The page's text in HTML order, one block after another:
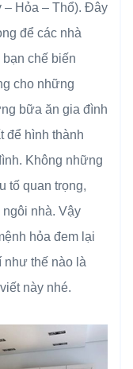
– Hỏa – Thổ). Đây
để các nhà
chế biến
cho những
bữa ăn gia đình
để hình thành
Không những
tố quan trọng,
nhà. Vậy
hỏa đem lại
như thế nào là
này nhé.